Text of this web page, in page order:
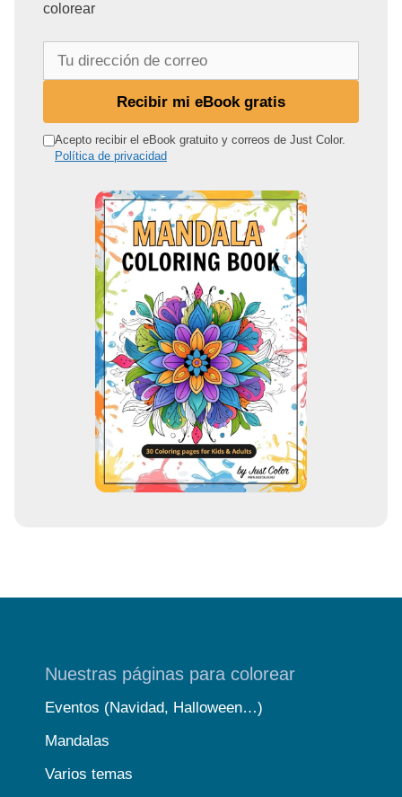
colorear
r
Recibir mi eBook gratis
Acepto recibir el eBook gratuito y correos de Just Color.
Política de privacidad
Nuestras páginas para colorear
Eventos (Navidad, Halloween…)
Mandalas
Varios temas